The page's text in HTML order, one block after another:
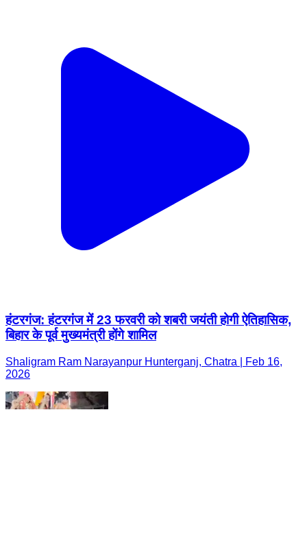
हंटरगंज: हंटरगंज में 23 फरवरी को शबरी जयंती होगी ऐतिहासिक,
बिहार के पूर्व मुख्यमंत्री होंगे शामिल
Shaligram Ram Narayanpur Hunterganj, Chatra | Feb 16,
2026